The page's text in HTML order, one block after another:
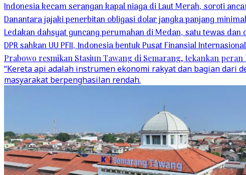
Indonesia kecam serangan kapal niaga di Laut Merah, soroti
Danantara jajaki penerbitan obligasi dolar jangka panjang
Ledakan dahsyat guncang perumahan di Medan, satu tewas
DPR sahkan UU PFII, Indonesia bentuk Pusat Finansial Internasional
Prabowo resmikan Stasiun Tawang di Semarang, tekankan
“Kereta api adalah instrumen ekonomi rakyat dan bagian dari
masyarakat berpenghasilan rendah.